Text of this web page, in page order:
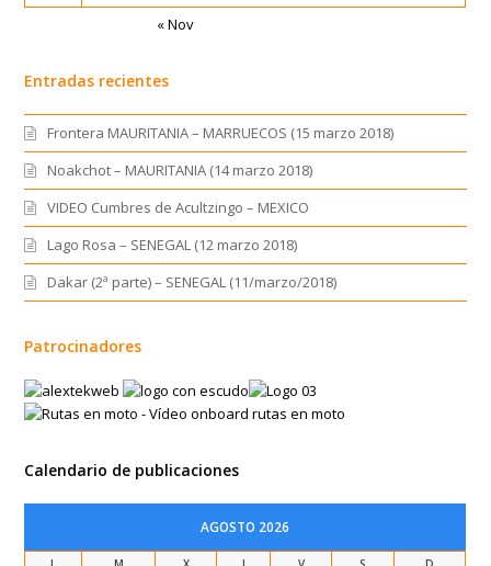
« Nov
Entradas recientes
Frontera MAURITANIA – MARRUECOS (15 marzo 2018)
Noakchot – MAURITANIA (14 marzo 2018)
VIDEO Cumbres de Acultzingo – MEXICO
Lago Rosa – SENEGAL (12 marzo 2018)
Dakar (2ª parte) – SENEGAL (11/marzo/2018)
Patrocinadores
Calendario de publicaciones
AGOSTO 2026